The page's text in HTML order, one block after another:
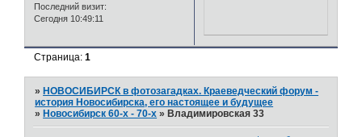
Последний визит:
Сегодня 10:49:11
Страница:1
» НОВОСИБИРСК в фотозагадках. Краеведческий форум -
история Новосибирска, его настоящее и будущее
» Новосибирск 60-х - 70-х » Владимировская 33